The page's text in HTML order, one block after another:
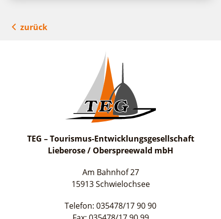
zurück
TEG – Tourismus-Entwicklungsgesellschaft
Lieberose / Oberspreewald mbH
Am Bahnhof 27
15913 Schwielochsee
Telefon: 035478/17 90 90